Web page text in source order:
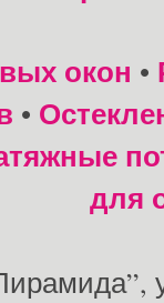
окон •
•
для